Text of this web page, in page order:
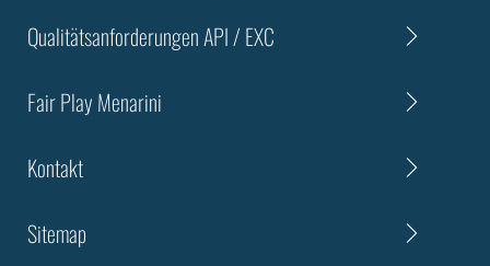
Qualitätsanforderungen API / EXC
Fair Play Menarini
Kontakt
Sitemap